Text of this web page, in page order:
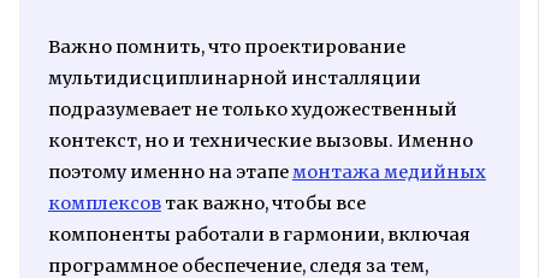
Важно помнить, что проектирование
мультидисциплинарной инсталляции
подразумевает не только художественный
контекст, но и технические вызовы. Именно
поэтому именно на этапемонтажа медийных
комплексовтак важно, чтобы все
компоненты работали в гармонии, включая
программное обеспечение, следя за тем,